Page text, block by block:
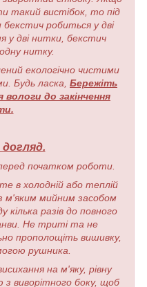
такий вистібок, то під
робиться у дві
у дві нитки, бекстич
нитку.
екологічно чистими
Будь ласка, Бережіть
до закінчення
початком роботи.
в холодній або теплій
з м'яким мийним засобом
кілька разів до повного
Не триті та не
прополощіть вишивку,
рушника.
на м'яку, рівну
виворітного боку, щоб